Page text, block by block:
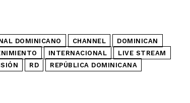
DOMINICANO CHANNEL
DOMINICAN
INTERNACIONAL
LIVE STREAM
RD
REPÚBLICA DOMINICANA